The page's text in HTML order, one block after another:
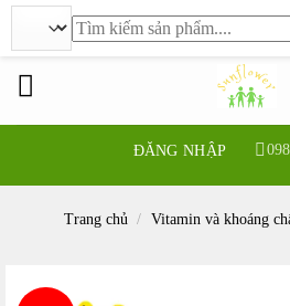
ĐĂNG NHẬP
Tìm
kiếm:
Trang chủ / Vitamin và khoáng